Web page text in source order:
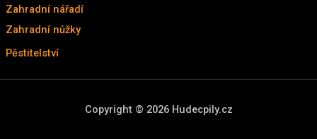
Zahradní nářadí
Zahradní nůžky
Pěstitelství
Copyright © 2026 Hudecpily.cz